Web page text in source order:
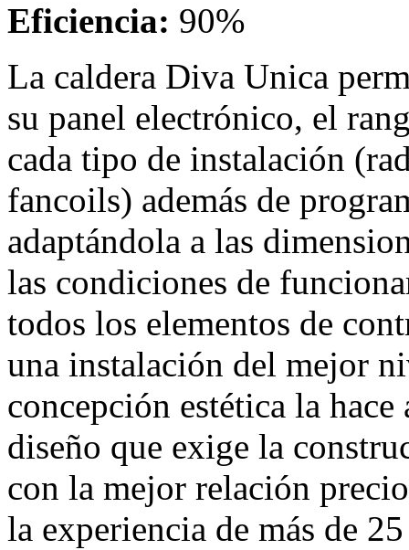
Eficiencia: 90%
La caldera Diva Unica
su panel electrónico, el
cada tipo de instalación
fancoils) además de
adaptándola a las
las condiciones de
todos los elementos de
una instalación del mejor
concepción estética la
diseño que exige la
con la mejor relación
la experiencia de más de